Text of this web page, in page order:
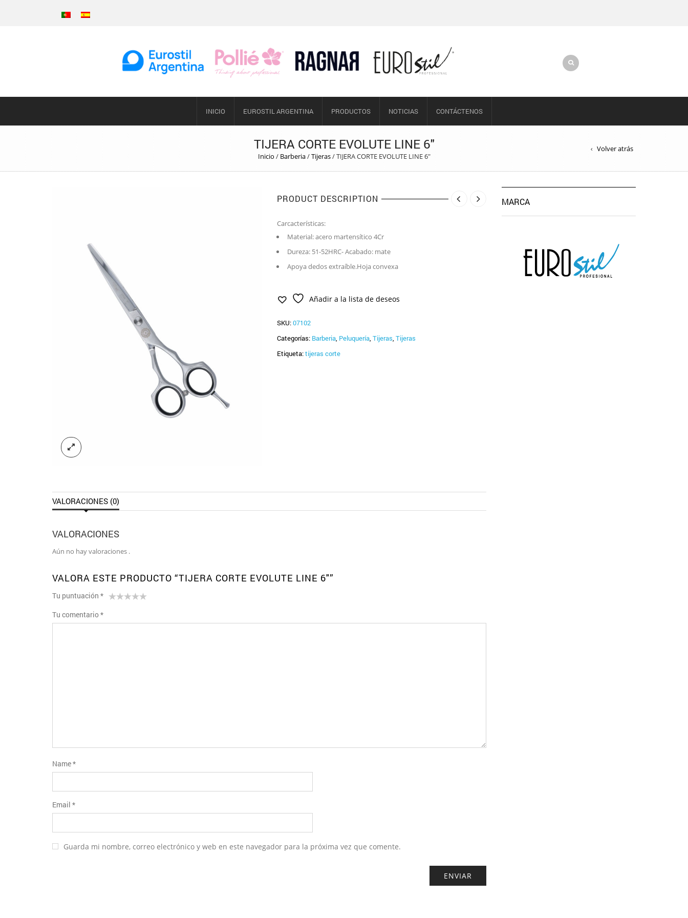
INICIO EUROSTIL ARGENTINA PRODUCTOS NOTICIAS CONTÁCTENOS
TIJERA CORTE EVOLUTE LINE 6″
Inicio/ Barberia/Tijeras/TIJERA CORTE EVOLUTE LINE 6″
Volver atrás
PRODUCT DESCRIPTION
Carcacterísticas:
Material: acero martensítico 4Cr
Dureza: 51-52HRC- Acabado: mate
Apoya dedos extraíble.Hoja convexa
Añadir a la lista de deseos
SKU:07102
Categorías: Barberia, Peluquería, Tijeras, Tijeras
Etiqueta:tijeras corte
VALORACIONES (0)
VALORACIONES
Aún no hay valoraciones .
VALORA ESTE PRODUCTO “TIJERA CORTE EVOLUTE LINE 6″”
Tu puntuación *
de
5
estrellas
estrellas
estrellas
Tu comentario*
Name*
Email *
Guarda mi nombre, correo electrónico y web en este navegador para la próxima vez que comente.
MARCA